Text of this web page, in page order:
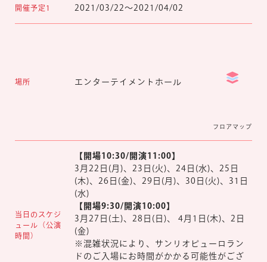
マイページ
開催予定1 2021/03/22～2021/04/02
場所 エンターテイメントホール
フロアマップ
当日のスケジ
ュール（公演
時間）
【開場10:30/開演11:00】
3月22日(月)、23日(火)、24日(水)、25日
(木)、26日(金)、29日(月)、30日(火)、31日
(水)
【開場9:30/開演10:00】
3月27日(土)、28日(日)、
4月1日(木)、2日
(金)
※混雑状況により、サンリオピューロラン
ドのご入場にお時間がかかる可能性がござ